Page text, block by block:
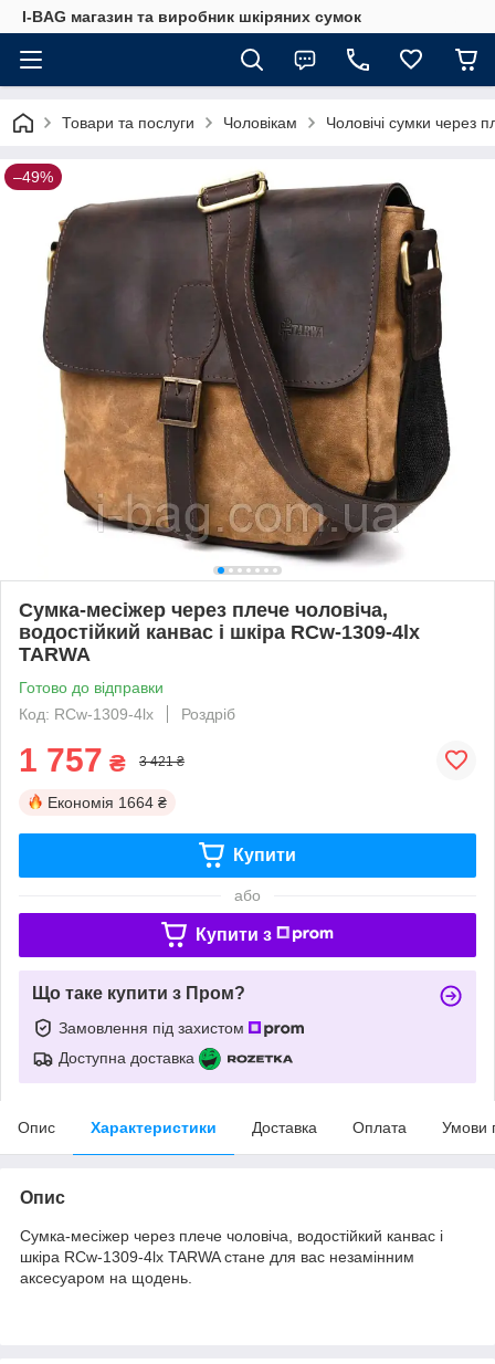
I-BAG магазин та виробник шкіряних сумок
Товари та послуги Чоловікам Чоловічі сумки через
–49%
Сумка-месіжер через плече чоловіча,
водостійкий канвас і шкіра RCw-1309-4lx
TARWA
Готово до відправки
Код: RCw-1309-4lx
Роздріб
1 757 ₴ 3 421 ₴
Економія 1664 ₴
Купити
або
Купити з
Що таке купити з Пром?
Замовлення під захистом
Доступна доставка
Опис Характеристики Доставка Оплата Умови
Опис
Сумка-месіжер через плече чоловіча, водостійкий канвас і
шкіра RCw-1309-4lx TARWA стане для вас незамінним
аксесуаром на щодень.